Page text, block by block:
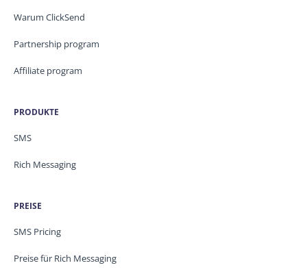
Warum ClickSend
Partnership program
Affiliate program
PRODUKTE
SMS
Rich Messaging
PREISE
SMS Pricing
Preise für Rich Messaging